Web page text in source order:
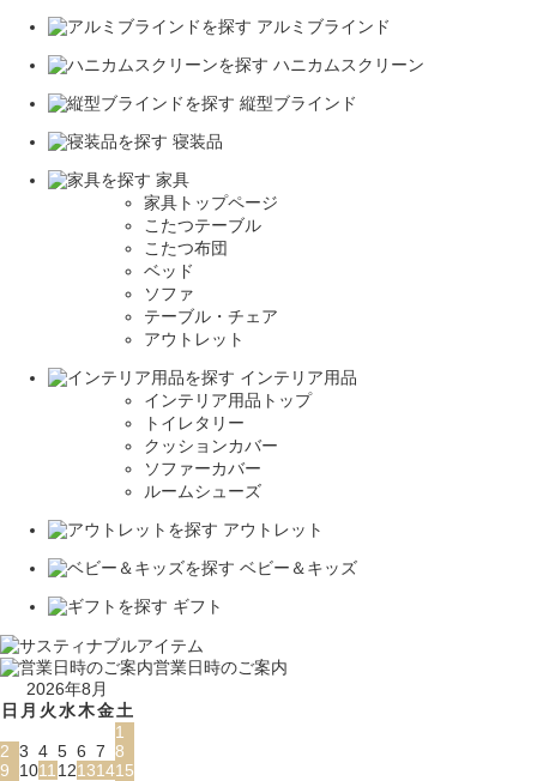
アルミブラインド
ハニカムスクリーン
縦型ブラインド
寝装品
家具
家具トップページ
こたつテーブル
こたつ布団
ベッド
ソファ
テーブル・チェア
アウトレット
インテリア用品
インテリア用品トップ
トイレタリー
クッションカバー
ソファーカバー
ルームシューズ
アウトレット
ベビー＆キッズ
ギフト
営業日時のご案内
2026年8月
日 月 火水木金土
1
2 3 4 5 6 7 8
9
101112131415